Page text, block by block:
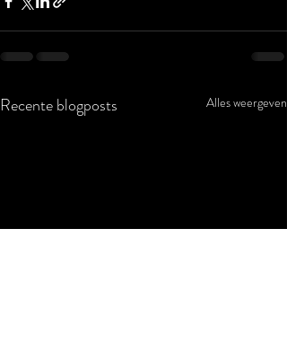
Recente blogposts Alles weergeven